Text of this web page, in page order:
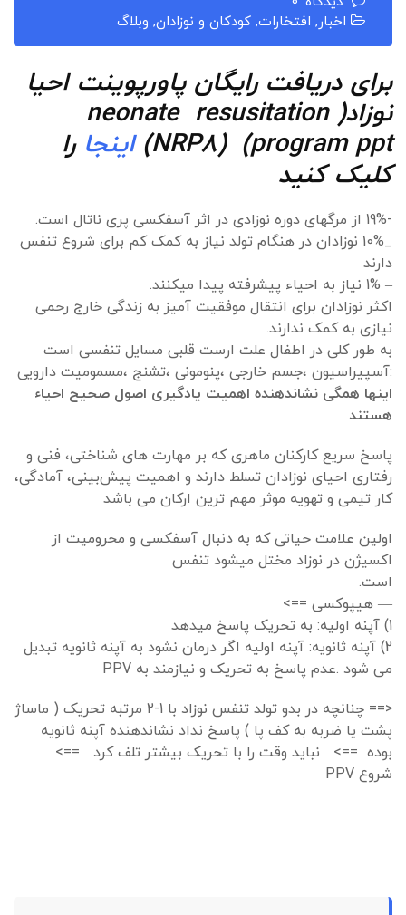
اخبار, افتخارات, کودکان و نوزادان, وبلاگ
برای دریافت رایگان پاورپوینت احیا
نوزاد(neonate resusitation
program ppt) (NRP8)
اینجا را
کلیک کنید
-19% از مرگهای دوره نوزادی در اثر آسفکسی پری ناتال است.
_10% نوزادان در هنگام تولد نیاز به کمک کم برای شروع تنفس
دارند
– 1% نیاز به احیاء پیشرفته پیدا میکنند.
اکثر نوزادان برای انتقال موفقیت آمیز به زندگی خارج رحمی
نیازی به کمک ندارند.
به طور کلی در اطفال علت ارست قلبی مسایل تنفسی است
:آسپیراسیون ،جسم خارجی ،پنومونی ،تشنج ،مسمومیت دارویی
اینها همگی نشاندهنده اهمیت یادگیری اصول صحیح احیاء
هستند
پاسخ سریع کارکنان ماهری که بر مهارت های شناختی، فنی و
رفتاری احیای نوزادان تسلط دارند و اهمیت پیش‌بینی، آمادگی،
کار تیمی و تهویه موثر مهم ترین ارکان می باشد
اولین علامت حیاتی که به دنبال آسفکسی و محرومیت از
اکسیژن در نوزاد مختل میشود تنفس
است.
— هیپوکسی ==>
1) آپنه اولیه: به تحریک پاسخ میدهد
2) آپنه ثانویه: آپنه اولیه اگر درمان نشود به آپنه ثانویه تبدیل
می شود .عدم پاسخ به تحریک و نیازمند به PPV
<== چنانچه در بدو تولد تنفس نوزاد با 1-2 مرتبه تحریک ( ماساژ
پشت یا ضربه به کف پا ) پاسخ نداد نشاندهنده آپنه ثانویه
بوده ==> نباید وقت را با تحریک بیشتر تلف کرد ==>
شروع PPV